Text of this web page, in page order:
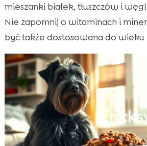
mieszanki białek, tłuszczów i
Nie zapomnij o witaminach i
być także dostosowana do wieku